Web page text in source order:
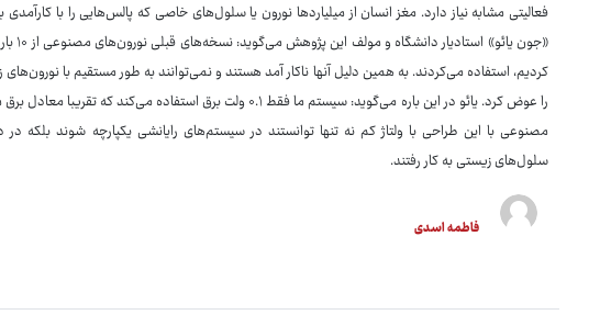
فعالیتی مشابه نیاز دارد. مغز انسان از میلیاردها نورون یا سلول‌های خاصی که پالس‌هایی را با
کردیم، استفاده می‌کردند. به همین دلیل آنها ناکار آمد هستند و نمی‌توانند به طور مستقیم با نورون‌های
را عوض کرد. یائو در این باره می‌گوید: سیستم ما فقط ۰.۱ ولت برق
مصنوعی با این طراحی با ولتاژ کم نه تنها توانستند در سیستم‌های رایانشی یکپارچه شوند بلکه در
سلول‌های زیستی به کار رفتند.
فاطمه اسدی